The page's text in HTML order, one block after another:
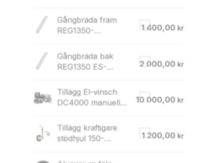
1250S)
Gångbräda fram
REG1350-
1600,REG&LGF3000
FV,U,US
1 400,00 kr
Gångbräda bak
REG1350 ES-
2000TS 2019-
2 000,00 kr
Tillägg El-vinsch
DC4000 manuell
10 000,00 kr
Tillägg kraftigare
stödhjul 150-
1 200,00 kr